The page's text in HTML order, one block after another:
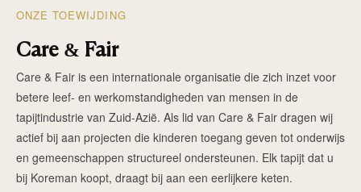
ONZE TOEWIJDING
Care & Fair
Care & Fair is een internationale organisatie die zich inzet voor
betere leef- en werkomstandigheden van mensen in de
tapijtindustrie van Zuid-Azië. Als lid van Care & Fair dragen wij
actief bij aan projecten die kinderen toegang geven tot onderwijs
en gemeenschappen structureel ondersteunen. Elk tapijt dat u
bij Koreman koopt, draagt bij aan een eerlijkere keten.